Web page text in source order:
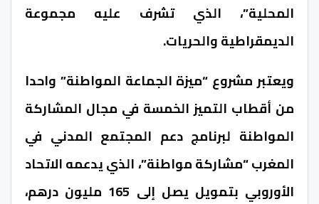
المحلية”، الذي تشرف عليه مجموعة
الديمقراطية والحريات.
ويعتبر مشروع “ميزة الجماعة المواطنة” واحدا
من أقطاب التميز الخمسة في مجال المشاركة
المواطنة لبرنامج دعم المجتمع المدني في
المغرب “مشاركة مواطنة”، الذي يدعمه الاتحاد
الأوروبي بتمويل يصل إلى 165 مليون درهم،